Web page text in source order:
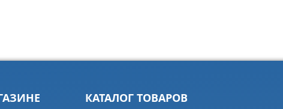
КАТАЛОГ ТОВАРОВ